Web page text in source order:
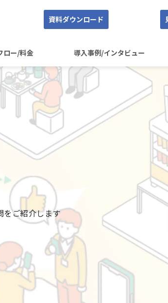
資料ダウンロード
ロー/料金 導入事例/インタビュー
をご紹介します